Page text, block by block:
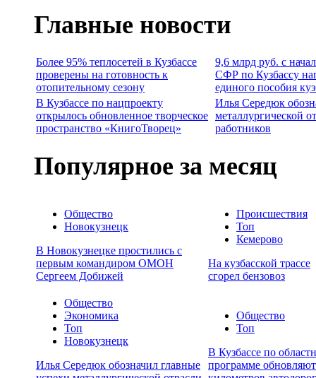
Главные новости
Более 95% теплосетей в Кузбассе
проверены на готовность к
отопительному сезону
9,6 млрд руб. с
СФР по Кузбассу
единого пособия
В Кузбассе по нацпроекту
открылось обновленное творческое
пространство «КнигоТворец»
Илья Середюк
металлургической
работников
Популярное за месяц
Общество
Новокузнецк
В Новокузнецке простились с
первым командиром ОМОН
Сергеем Добижей
Происшествия
Топ
Кемерово
На кузбасской трассе
сгорел бензовоз
Общество
Экономика
Топ
Новокузнецк
Илья Середюк обозначил главные
Общество
Топ
В Кузбассе по
программе